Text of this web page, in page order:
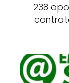
238